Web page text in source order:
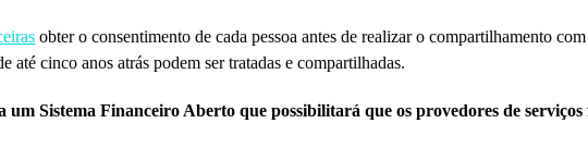
obter o consentimento de cada pessoa antes de realizar o compartilhamento
cinco anos atrás podem ser tratadas e compartilhadas.
um Sistema Financeiro Aberto que possibilitará que os provedores de